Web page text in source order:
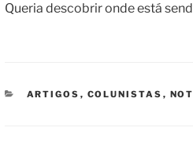
Queria descobrir onde está
CATEGORIAS
ARTIGOS , COLUNISTAS ,